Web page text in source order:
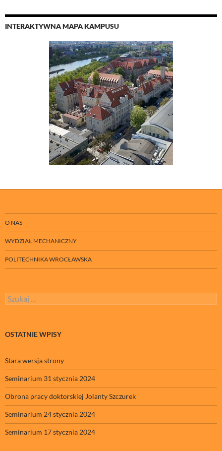
INTERAKTYWNA MAPA KAMPUSU
O NAS
WYDZIAŁ MECHANICZNY
POLITECHNIKA WROCŁAWSKA
Szukaj:
OSTATNIE WPISY
Stara wersja strony
Seminarium 31 stycznia 2024
Obrona pracy doktorskiej Jolanty Szczurek
Seminarium 24 stycznia 2024
Seminarium 17 stycznia 2024